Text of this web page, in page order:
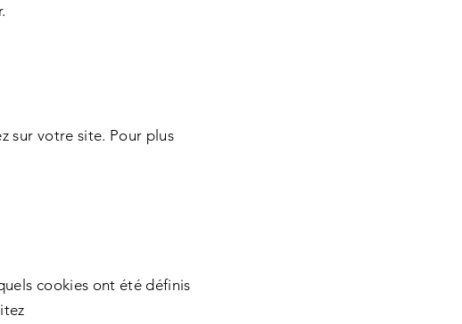
sur votre site. Pour plus
cookies ont été définis